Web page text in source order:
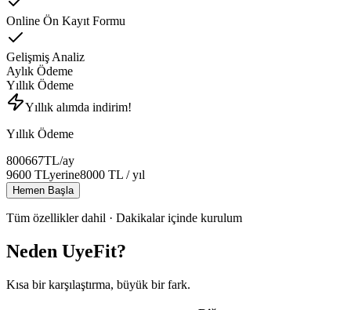
Online Ön Kayıt Formu
Gelişmiş Analiz
Aylık Ödeme
Yıllık Ödeme
Yıllık alımda indirim!
Yıllık Ödeme
800667TL/ay
9600 TLyerine8000 TL / yıl
Hemen Başla
Tüm özellikler dahil · Dakikalar içinde kurulum
Neden UyeFit?
Kısa bir karşılaştırma, büyük bir fark.